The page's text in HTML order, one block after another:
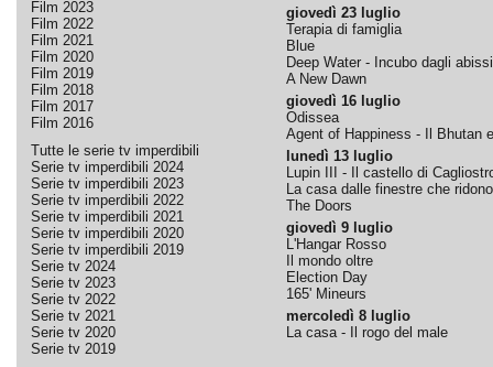
Film 2023
Film 2022
Film 2021
Film 2020
Film 2019
Film 2018
Film 2017
Film 2016
Tutte le serie tv imperdibili
Serie tv imperdibili 2024
Serie tv imperdibili 2023
Serie tv imperdibili 2022
Serie tv imperdibili 2021
Serie tv imperdibili 2020
Serie tv imperdibili 2019
Serie tv 2024
Serie tv 2023
Serie tv 2022
Serie tv 2021
Serie tv 2020
Serie tv 2019
giovedì 23 luglio
Terapia di famiglia
Blue
Deep Water - Incubo dagli abissi
A New Dawn
giovedì 16 luglio
Odissea
Agent of Happiness - Il Bhutan
lunedì 13 luglio
Lupin III - Il castello di
La casa dalle finestre che ridono
The Doors
giovedì 9 luglio
L'Hangar Rosso
Il mondo oltre
Election Day
165' Mineurs
mercoledì 8 luglio
La casa - Il rogo del male